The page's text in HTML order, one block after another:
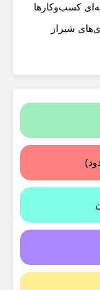
کسب‌وکارها
شیراز